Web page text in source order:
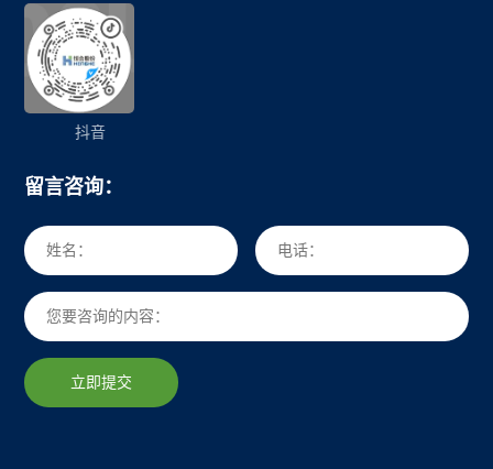
抖音
留言咨询：
立即提交